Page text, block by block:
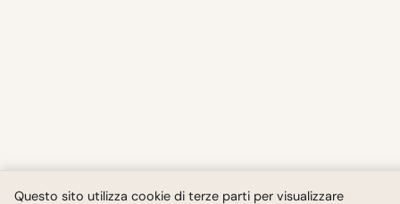
Questo sito utilizza cookie di terze parti per visualizzare